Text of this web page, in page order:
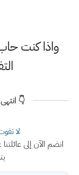
واذا كنت
👇
لا
انضم الآن إلى